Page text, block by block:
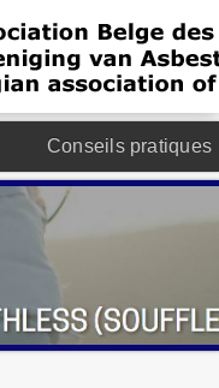
Conseils pratiques